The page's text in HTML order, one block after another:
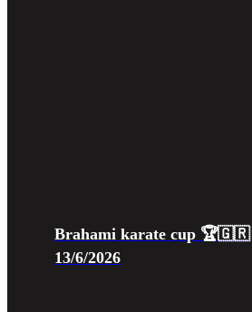
Brahami karate cup 🏆🇬🇷
13/6/2026